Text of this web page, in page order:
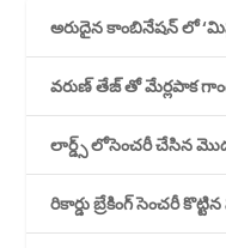
అరుదైన కాంబినేషన్ లో
వరుణ్ తేజ్ తో మేర్లపాక
లార్డ్స్ లోసెంచరీ చేసిన
రికార్డు బ్రేకింగ్ సెంచరీ